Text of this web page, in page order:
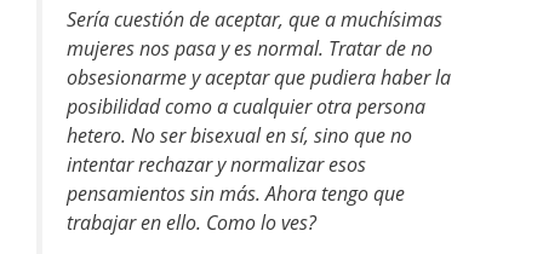
Sería cuestión de aceptar, que a muchísimas
mujeres nos pasa y es normal. Tratar de no
obsesionarme y aceptar que pudiera haber la
posibilidad como a cualquier otra persona
hetero. No ser bisexual en sí, sino que no
intentar rechazar y normalizar esos
pensamientos sin más. Ahora tengo que
trabajar en ello. Como lo ves?